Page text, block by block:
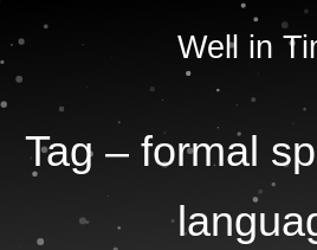
Well in
Tag – formal